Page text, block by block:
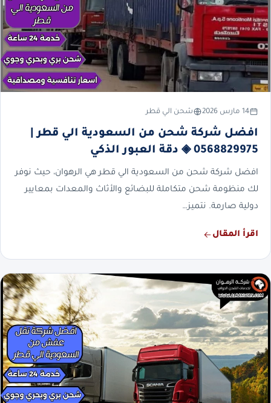
14 مارس 2026 شحن الي قطر
افضل شركة شحن من السعودية الي قطر |
0568829975 ◈ دقة العبور الذكي
افضل شركة شحن من السعودية الي قطر هي الرهوان، حيث نوفر
لك منظومة شحن متكاملة للبضائع والأثاث والمعدات بمعايير
دولية صارمة. نتميز…
اقرأ المقال